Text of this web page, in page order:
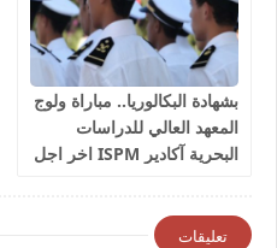
بشهادة البكالوريا.. مباراة ولوج
المعهد العالي للدراسات
البحرية آكادير ISPM اخر اجل
تعليقات